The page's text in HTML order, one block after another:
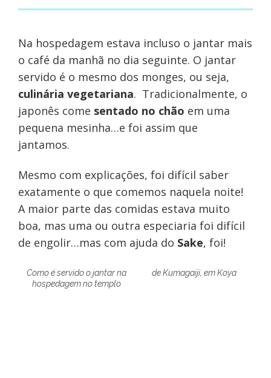
Na hospedagem estava incluso o jantar mais
o café da manhã no dia seguinte. O jantar
servido é o mesmo dos monges, ou seja,
culinária vegetariana. Tradicionalmente, o
japonês come sentado no chão em uma
pequena mesinha…e foi assim que
jantamos.
Mesmo com explicações, foi difícil saber
exatamente o que comemos naquela noite!
A maior parte das comidas estava muito
boa, mas uma ou outra especiaria foi difícil
de engolir…mas com ajuda do Sake, foi!
Como é servido o jantar na
hospedagem no templo
de Kumagaiji, em Koya